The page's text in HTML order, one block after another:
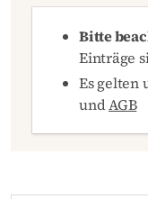
Bitte
Einträge
Es gelten
undAGB